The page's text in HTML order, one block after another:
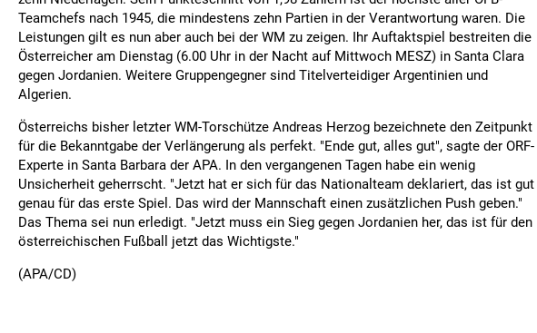
Teamchefs nach 1945, die mindestens zehn Partien in der Verantwortung waren. Die
Leistungen gilt es nun aber auch bei der WM zu zeigen. Ihr Auftaktspiel bestreiten die
Österreicher am Dienstag (6.00 Uhr in der Nacht auf Mittwoch MESZ) in Santa Clara
gegen Jordanien. Weitere Gruppengegner sind Titelverteidiger Argentinien und
Algerien.
Österreichs bisher letzter WM-Torschütze Andreas Herzog bezeichnete den Zeitpunkt
für die Bekanntgabe der Verlängerung als perfekt. "Ende gut, alles gut", sagte der ORF-
Experte in Santa Barbara der APA. In den vergangenen Tagen habe ein wenig
Unsicherheit geherrscht. "Jetzt hat er sich für das Nationalteam deklariert, das ist gut
genau für das erste Spiel. Das wird der Mannschaft einen zusätzlichen Push geben."
Das Thema sei nun erledigt. "Jetzt muss ein Sieg gegen Jordanien her, das ist für den
österreichischen Fußball jetzt das Wichtigste."
(APA/CD)